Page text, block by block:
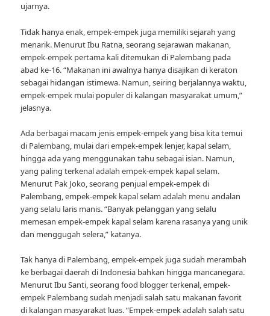
ujarnya.
Tidak hanya enak, empek-empek juga memiliki sejarah yang
menarik. Menurut Ibu Ratna, seorang sejarawan makanan,
empek-empek pertama kali ditemukan di Palembang pada
abad ke-16. “Makanan ini awalnya hanya disajikan di keraton
sebagai hidangan istimewa. Namun, seiring berjalannya waktu,
empek-empek mulai populer di kalangan masyarakat umum,”
jelasnya.
Ada berbagai macam jenis empek-empek yang bisa kita temui
di Palembang, mulai dari empek-empek lenjer, kapal selam,
hingga ada yang menggunakan tahu sebagai isian. Namun,
yang paling terkenal adalah empek-empek kapal selam.
Menurut Pak Joko, seorang penjual empek-empek di
Palembang, empek-empek kapal selam adalah menu andalan
yang selalu laris manis. “Banyak pelanggan yang selalu
memesan empek-empek kapal selam karena rasanya yang unik
dan menggugah selera,” katanya.
Tak hanya di Palembang, empek-empek juga sudah merambah
ke berbagai daerah di Indonesia bahkan hingga mancanegara.
Menurut Ibu Santi, seorang food blogger terkenal, empek-
empek Palembang sudah menjadi salah satu makanan favorit
di kalangan masyarakat luas. “Empek-empek adalah salah satu